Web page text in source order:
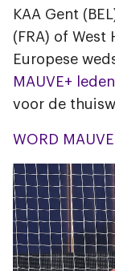
KAA Gent
(FRA) of West
Europese
MAUVE+ leden
voor de
WORD